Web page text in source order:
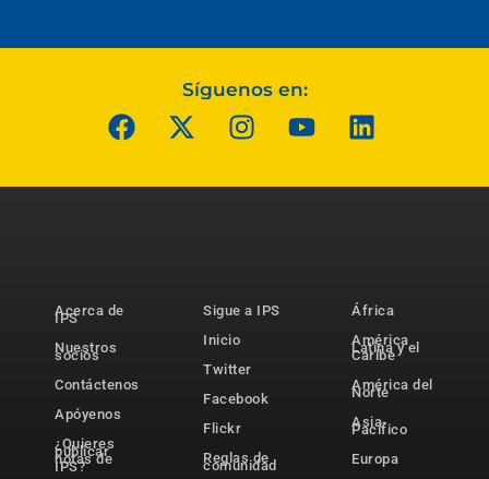
Síguenos en:
Acerca de
IPS
Nuestros
socios
Contáctenos
Apóyenos
¿Quieres
publicar
notas de
IPS?
Sigue a IPS
Inicio
Twitter
Facebook
Flickr
Reglas de
comunidad
África
América
Latina y el
Caribe
América del
Norte
Asia-
Pacífico
Europa